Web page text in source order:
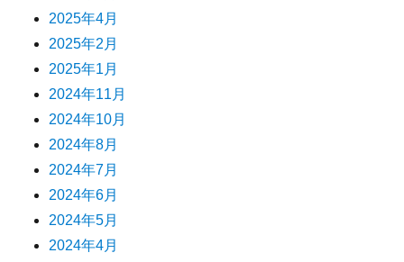
2025年4月
2025年2月
2025年1月
2024年11月
2024年10月
2024年8月
2024年7月
2024年6月
2024年5月
2024年4月